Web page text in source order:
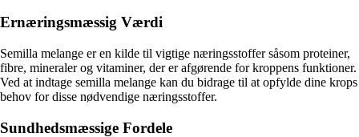
Ernæringsmæssig Værdi
Semilla melange er en kilde til vigtige næringsstoffer såsom proteiner,
fibre, mineraler og vitaminer, der er afgørende for kroppens funktioner.
Ved at indtage semilla melange kan du bidrage til at opfylde dine krops
behov for disse nødvendige næringsstoffer.
Sundhedsmæssige Fordele